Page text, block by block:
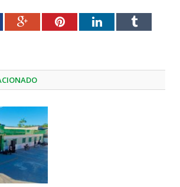
Google+PinterestLinkedInTumblr